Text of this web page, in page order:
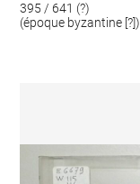
395 / 641 (?)
(époque byzantine [?])